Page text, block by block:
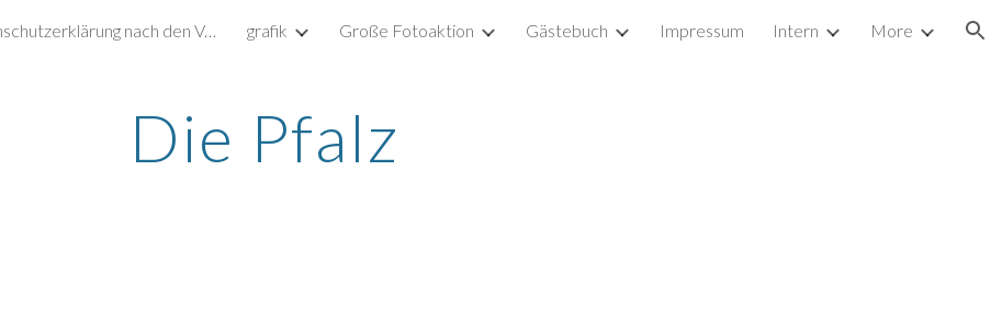
Skip to main content Skip to navigation
Datenschutzerklärung nach den Vorgaben der DSGVO grafik Große Fotoaktion Gästebuch Impressum Intern More
Die Pfalz